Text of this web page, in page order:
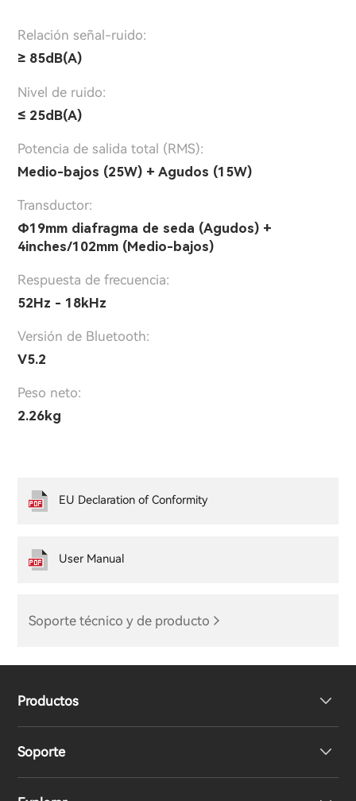
Relación señal-ruido:
≥ 85dB(A)
Nivel de ruido:
≤ 25dB(A)
Potencia de salida total (RMS):
Medio-bajos (25W) + Agudos (15W)
Transductor:
Φ19mm diafragma de seda (Agudos) +
4inches/102mm (Medio-bajos)
Respuesta de frecuencia:
52Hz - 18kHz
Versión de Bluetooth:
V5.2
Peso neto:
2.26kg
Soporte técnico y de producto
EU Declaration of Conformity
User Manual
Productos
Auriculares
Soporte